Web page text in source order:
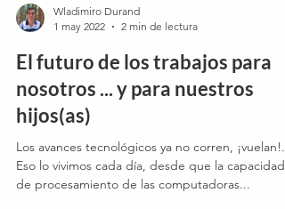
1 may 2022
2 min de lectura
El futuro de los trabajos para
nosotros ... y para nuestros
hijos(as)
Los avances tecnológicos ya no corren, ¡vuelan!.